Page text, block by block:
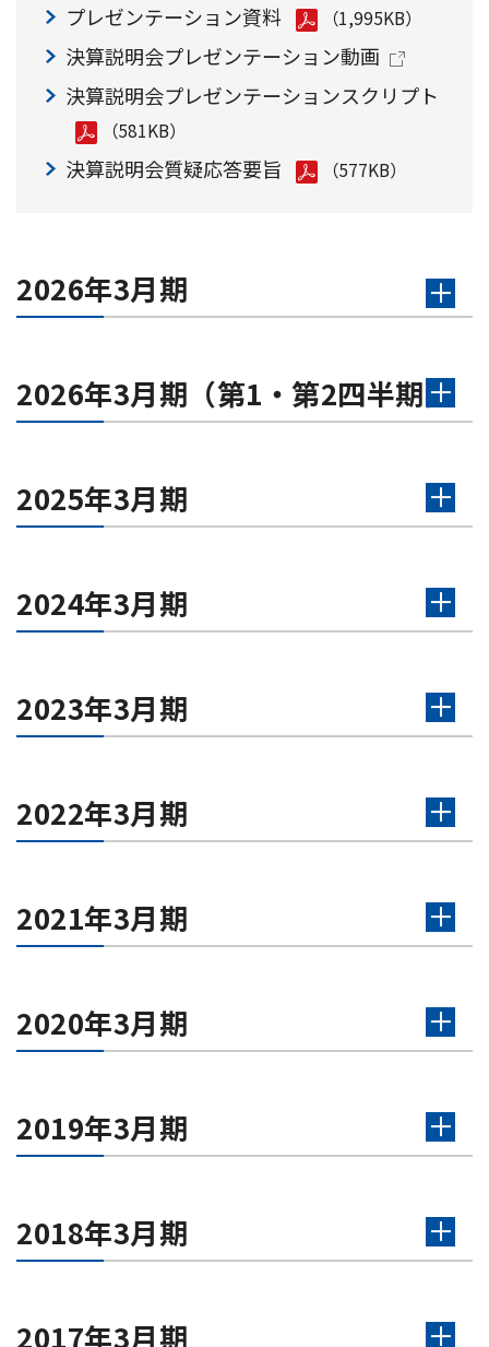
プレゼンテーション資料 （1,995KB）
決算説明会プレゼンテーション動画
決算説明会プレゼンテーションスクリプト
（581KB）
決算説明会質疑応答要旨 （577KB）
2026年3月期
2026年3月期（第1・第2四半期）
2025年3月期
2024年3月期
2023年3月期
2022年3月期
2021年3月期
2020年3月期
2019年3月期
2018年3月期
2017年3月期